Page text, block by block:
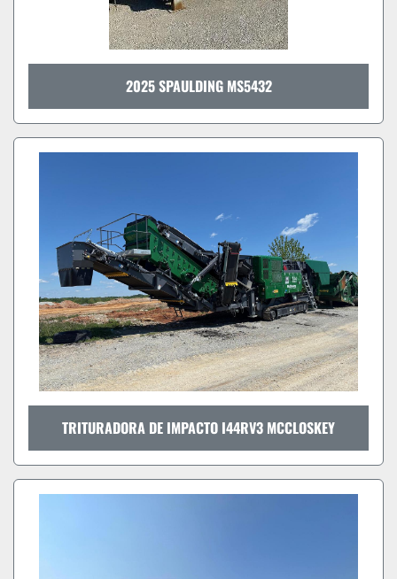
2025 SPAULDING MS5432
TRITURADORA DE IMPACTO I44RV3 MCCLOSKEY